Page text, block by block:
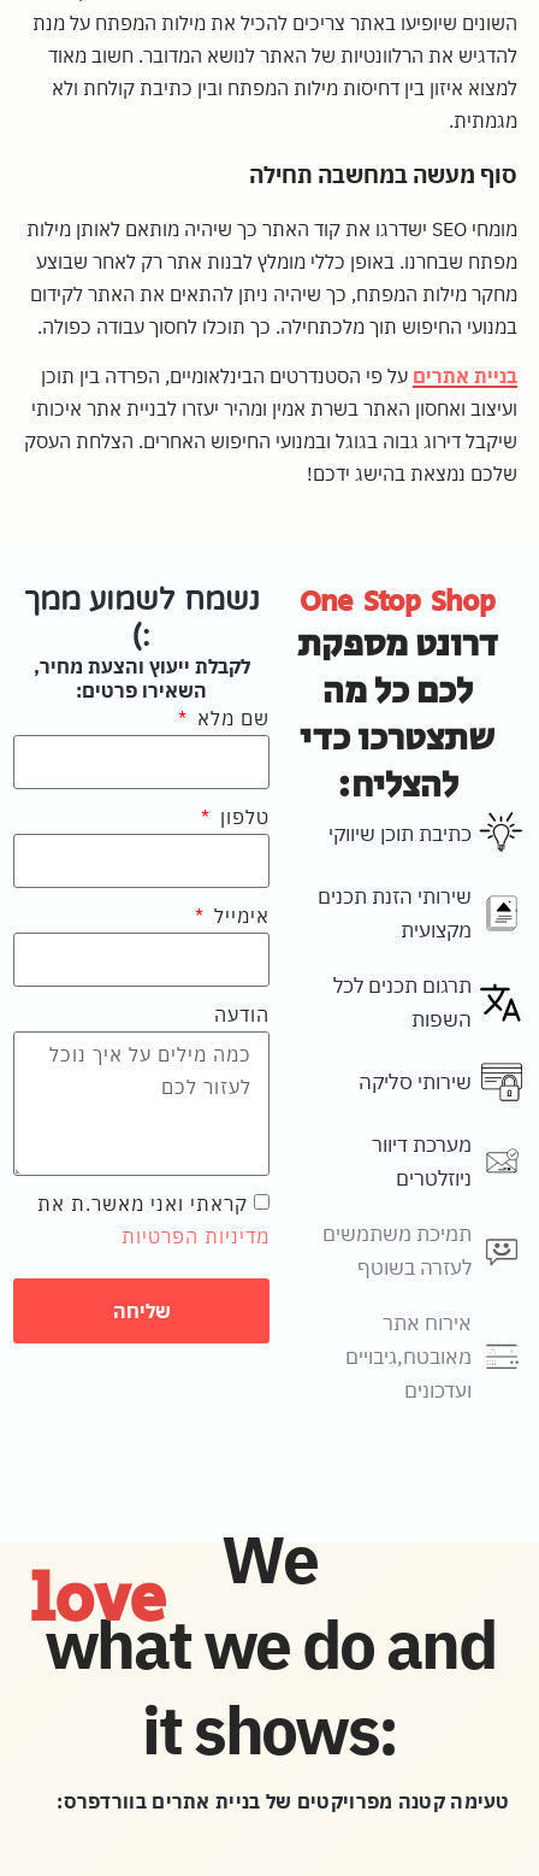
השונים שיופיעו באתר צריכים להכיל את מילות המפתח על מנת
להדגיש את הרלוונטיות של האתר לנושא המדובר. חשוב מאוד
למצוא איזון בין דחיסות מילות המפתח ובין כתיבת קולחת ולא
מגמתית.
סוף מעשה במחשבה תחילה
מומחי SEO ישדרגו את קוד האתר כך שיהיה מותאם לאותן מילות
מפתח שבחרנו. באופן כללי מומלץ לבנות אתר רק לאחר שבוצע
מחקר מילות המפתח, כך שיהיה ניתן להתאים את האתר לקידום
במנועי החיפוש תוך מלכתחילה. כך תוכלו לחסוך עבודה כפולה.
בניית אתרים על פי הסטנדרטים הבינלאומיים, הפרדה בין תוכן
ועיצוב ואחסון האתר בשרת אמין ומהיר יעזרו לבניית אתר איכותי
שיקבל דירוג גבוה בגוגל ובמנועי החיפוש האחרים. הצלחת העסק
שלכם נמצאת בהישג ידכם!
One Stop Shop
דרונט מספקת
לכם כל מה
שתצטרכו כדי
להצליח:
כתיבת תוכן שיווקי
שירותי הזנת תכנים
מקצועית
תרגום תכנים לכל
השפות
שירותי סליקה
מערכת דיוור
ניוזלטרים
תמיכת משתמשים
לעזרה בשוטף
אירוח אתר
מאובטח,גיבויים
ועדכונים
נשמח לשמוע ממך
:)
לקבלת ייעוץ והצעת מחיר,
השאירו פרטים:
שם מלא
טלפון
אימייל
הודעה
קראתי ואני מאשר.ת את
מדיניות הפרטיות
שליחה
We
love
what we do and
it shows:
טעימה קטנה מפרויקטים של בניית אתרים בוורדפרס: